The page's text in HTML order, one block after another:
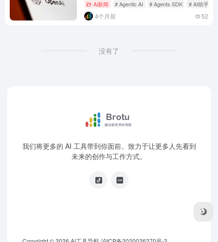
Ai新闻 # Agentic AI # Agents SDK # AI助手
4个月前 52
没有了
我们将更多的 AI 工具带到你面前。致力于让更多人先看到
未来的创作与工作方式。